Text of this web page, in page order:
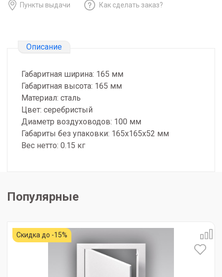
Пункты выдачи Как сделать заказ?
Описание
Габаритная ширина: 165 мм
Габаритная высота: 165 мм
Материал: сталь
Цвет: серебристый
Диаметр воздуховодов: 100 мм
Габариты без упаковки: 165х165х52 мм
Вес нетто: 0.15 кг
Популярные
Скидка до -15%